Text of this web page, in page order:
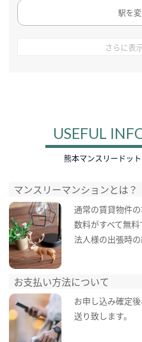
駅を
さらに表
USEFUL
熊本マンスリードッ
マンスリーマンションとは？
通常の賃貸物件
数料がすべて無料
法人様の出張時
お支払い方法について
お申し込み確定
送り致します。